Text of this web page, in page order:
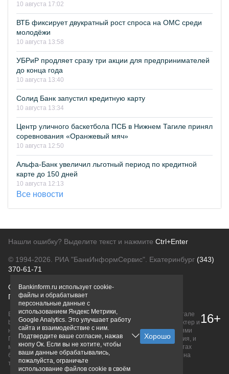
10 августа 17:02
ВТБ фиксирует двукратный рост спроса на ОМС среди
молодёжи
10 августа 13:58
УБРиР продляет сразу три акции для предпринимателей
до конца года
10 августа 13:40
Солид Банк запустил кредитную карту
10 августа 13:34
Центр уличного баскетбола ПСБ в Нижнем Тагиле принял
соревнования «Оранжевый мяч»
10 августа 12:50
Альфа-Банк увеличил льготный период по кредитной
карте до 150 дней
10 августа 12:13
Все новости
Нашли ошибку? Выделите текст и нажмите Ctrl+Enter
© 1994-2026. РИА "БанкИнформСервис". Екатеринбург (343)
370-61-71
О проектеПолитика конфиденциальности
Правовая информацияДля рекламодателей
Вся информация о продуктах банков, размещенная на портале
bankinform.ru, носит исключительно ознакомительный характер и
не является публичной офертой, определяемой положениями
ГК РФ. Информация не содержит точного и полного описания, и
может быть изменена. Конечные условия уточняйте на сайтах
банков или при личном обращении. Исключительное право на
товарные знаки принадлежит их правообладателям.
16+
Bankinform.ru использует cookie-
файлы и обрабатывает
персональные данные с
использованием Яндекс Метрики,
Google Analytics. Это улучшает работу
сайта и взаимодействие с ним.
Подтвердите ваше согласие, нажав
кнопу Ок. Если вы не хотите, чтобы
ваши данные обрабатывались,
пожалуйста, ограничьте
использование файлов cookie в своём